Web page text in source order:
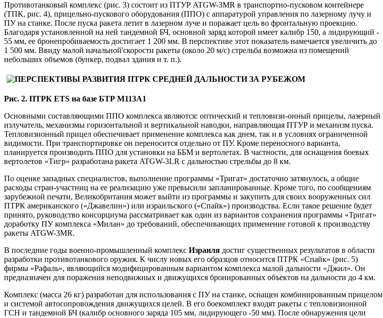
Противотанковый комплекс (рис. 3) состоит из ПТУР ATGW-3MR в транспортно-пусковом контейнере
(ТПК, рис. 4), прицельно-пускового оборудования (ППО) с аппаратурой управления по лазерному лучу и
ПУ на станке. После пуска ракета летит в лазерном луче и поражает цель во фронтальную проекцию.
Благодаря установленной на ней тандемной БЧ, основной заряд которой имеет калибр 150, а лидирующий -
55 мм, ее бронепробиваемость достигает 1 200 мм. В перспективе этот показатель намечается увеличить до
1 500 мм. Ввиду малой начальной'скорости ракеты (около 20 м/с) стрельба возможна из помещений
небольших объемов (бункер, подвал здания и т. п.).
Рис. 2. ПТРК ETS на базе БТР М113А1
Основными составляющими ППО комплекса являются: оптический и тепловизи-онный прицелы, лазерный
излучатель, механизмы горизонтальной и вертикальной наводки, направляющая ПТУР и механизм пуска.
Тепловизионный прицел обеспечивает применение комплекса как днем, так и в условиях ограниченной
видимости. При транспортировке он переносится отдельно от ПУ. Кроме переносного варианта,
планируется производить ППО для установки на ББМ и вертолетах. В частности, для оснащения боевых
вертолетов «Тигр» разработана ракета ATGW-3LR с дальностью стрельбы до 8 км.
По оценке западных специалистов, выполнение программы «Тригат» достаточно затянулось, а общие
расходы стран-участниц на ее реализацию уже превысили запланированные. Кроме того, по сообщениям
зарубежной печати, Великобритания может выйти из программы и закупить для своих вооруженных сил
ПТРК американского («Джавелин») или израильского («Спайк») производства. Если такое решение будет
принято, руководство консорциума рассматривает как один из вариантов сохранения программы «Тригат»
доработку ПУ комплекса «Милан» до требований, обеспечивающих применение готовой к производству
ракеты ATGW-3MR.
В последние годы военно-промышленный комплекс Израиля достиг существенных результатов в области
разработки противотанкового оружия. К числу новых его образцов относится ПТРК «Спайк» (рис. 5)
фирмы «Рафаль», являющийся модифицированным вариантом комплекса малой дальности «Джил». Он
предназначен для поражения неподвижных и движущихся бронированных объектов на дальности до 4 км.
Комплекс (масса 26 кг) разработан для использования с ПУ на станке, оснащен комбинированным прицелом
и системой автосопровождения движущихся целей. В его боекомплект входят ракеты с тепловизионной
ГСН и тандемной БЧ (калибр основного заряда 105 мм, лидирующего -50 мм). После обнаружения цели